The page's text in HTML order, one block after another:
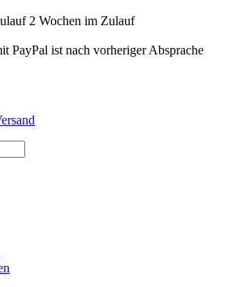
2 Wochen im Zulauf
PayPal ist nach vorheriger Absprache